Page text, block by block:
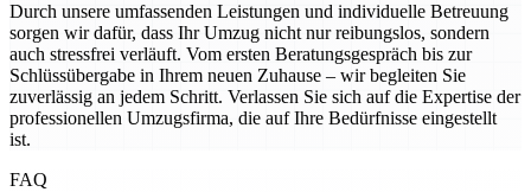
Durch unsere umfassenden Leistungen und individuelle Betreuung
sorgen wir dafür, dass Ihr Umzug nicht nur reibungslos, sondern
auch stressfrei verläuft. Vom ersten Beratungsgespräch bis zur
Schlüssübergabe in Ihrem neuen Zuhause – wir begleiten Sie
zuverlässig an jedem Schritt. Verlassen Sie sich auf die Expertise der
professionellen Umzugsfirma, die auf Ihre Bedürfnisse eingestellt
ist.
FAQ